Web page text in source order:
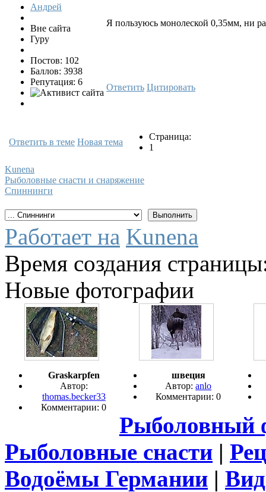
Андрей
Вне сайта
Гуру
Постов: 102
Баллов: 3938
Репутация: 6
Я пользуюсь монолеской 0,35мм, ни
Ответить Цитировать
Ответить в теме Новая тема
Страница:
1
Kunena
Рыболовные снасти и снаряжение
Спиннинги
Работает на Kunena
Время создания
Новые фотографии
Graskarpfen
Автор:
thomas.becker33
Комментарии: 0
швеция
Автор:anlo
Комментарии: 0
Рыболовный
Рыболовные снасти |
Водоёмы Германии |